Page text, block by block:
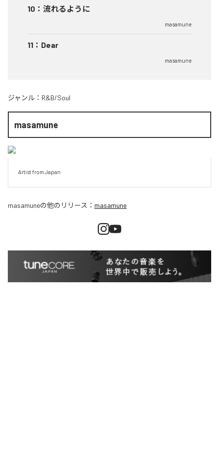
10 ： 流れるように
masamune
11 ： Dear
masamune
ジャンル： R&B/Soul
masamune
Artist from Japan
masamuneの他のリリース： masamune